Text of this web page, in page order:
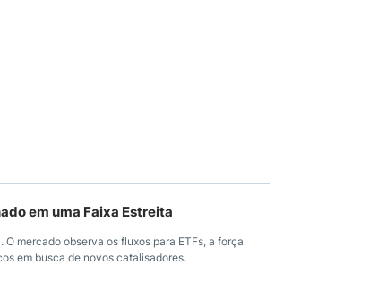
em uma Faixa Estreita
mercado observa os fluxos para ETFs, a força
em busca de novos catalisadores.